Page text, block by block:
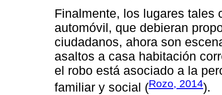
Finalmente, los lugares tales
automóvil, que debieran
ciudadanos, ahora son
asaltos a casa habitación
el robo está asociado a la
familiar y social (Rozo, 2014).